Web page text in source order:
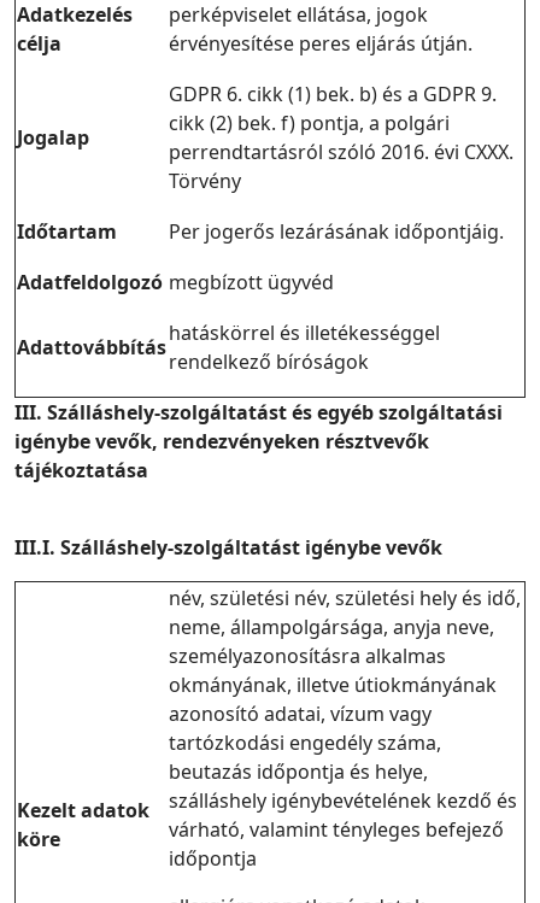
Adatkezelés
célja
perképviselet ellátása, jogok
érvényesítése peres eljárás útján.
Jogalap
GDPR 6. cikk (1) bek. b) és a GDPR 9.
cikk (2) bek. f) pontja, a polgári
perrendtartásról szóló 2016. évi CXXX.
Törvény
Időtartam
Per jogerős lezárásának időpontjáig.
Adatfeldolgozó megbízott ügyvéd
Adattovábbítás
hatáskörrel és illetékességgel
rendelkező bíróságok
III. Szálláshely-szolgáltatást és egyéb szolgáltatási
igénybe vevők, rendezvényeken résztvevők
tájékoztatása
III.I. Szálláshely-szolgáltatást igénybe vevők
Kezelt adatok
köre
név, születési név, születési hely és idő,
neme, állampolgársága, anyja neve,
személyazonosításra alkalmas
okmányának, illetve útiokmányának
azonosító adatai, vízum vagy
tartózkodási engedély száma,
beutazás időpontja és helye,
szálláshely igénybevételének kezdő és
várható, valamint tényleges befejező
időpontja